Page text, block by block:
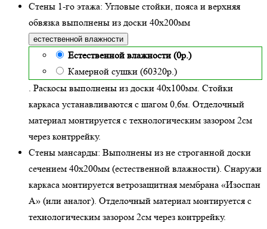
Стены 1-го этажа: Угловые стойки, пояса и верхняя
обвязка выполнены из доски 40х200мм
естественной влажности
Естественной влажности (0р.)
Камерной сушки (60320р.)
. Раскосы выполнены из доски 40х100мм. Стойки
каркаса устанавливаются с шагом 0,6м. Отделочный
материал монтируется с технологическим зазором 2см
через контррейку.
Стены мансарды: Выполнены из не строганной доски
сечением 40х200мм (естественной влажности). Снаружи
каркаса монтируется ветрозащитная мембрана «Изоспан
А» (или аналог). Отделочный материал монтируется с
технологическим зазором 2см через контррейку.